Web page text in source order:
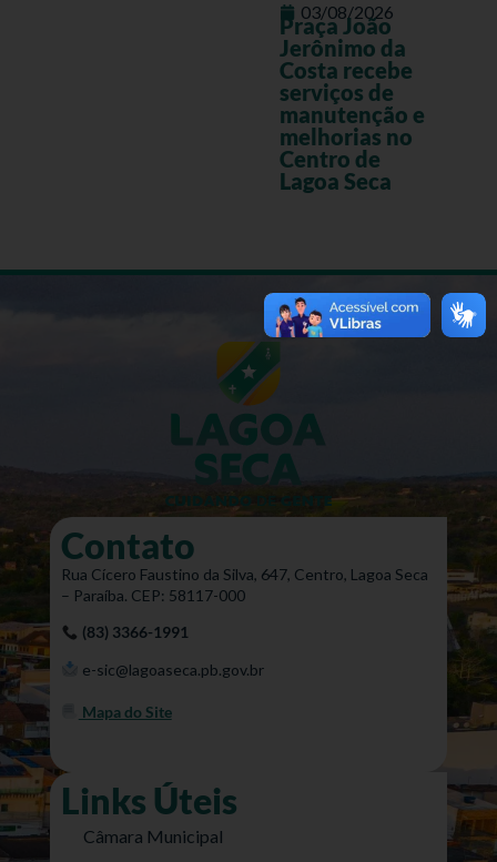
03/08/2026
Praça João
Jerônimo da
Costa recebe
serviços de
manutenção e
melhorias no
Centro de
Lagoa Seca
Contato
Rua Cícero Faustino da Silva, 647, Centro, Lagoa Seca
– Paraíba. CEP: 58117-000
(83) 3366-1991
e-sic@lagoaseca.pb.gov.br
Mapa do Site
Links Úteis
Câmara Municipal